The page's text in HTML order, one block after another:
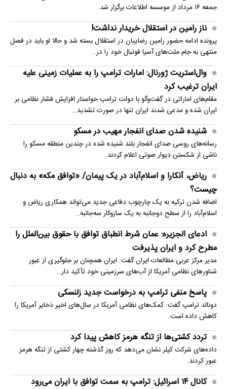
جمعه ۱۶ مرداد از موسسه اطلاعات برگزار شد.
ناز رامین در استقلال خریدار نداشت!
پرونده ادامه حضور رامین رضاییان در استقلال بسته شد و حالا او باید در فصل
منتهی به جام ملت‌های آسیا فوتبال خود را در…
وال‌استریت ژورنال: امارات ترامپ را به عملیات زمینی علیه
ایران ترغیب کرد
مقام‌های اماراتی در گفت‌وگو با دولت ترامپ خواستار افزایش فشار نظامی بر
ایران شده و مدعی شدند ایران تنها در صورت تشدید…
شنیده شدن صدای انفجار مهیب در مسکو
رسانه‌های روسی صدای انفجار بلند شنیده شده در چندین منطقه مسکو را
ناشی از شکستن دیوار صوتی اعلام کردند.
ریاض، آنکارا و اسلام‌آباد در یک پیمان/ «توافق مکه» به دنبال
چیست؟
اضافه شدن ترکیه به یک چارچوب دفاعی جدید می‌تواند همکاری ریاض و
اسلام‌آباد را از سطح دوجانبه به یک سازوکار سه‌جانبه…
ادعای الجزیره: عمان شرط انطباق توافق با حقوق بین‌الملل را
مطرح کرد و ایران پذیرفت
مدیر مرکز عربی مطالعات ایران گفت: ایران همچنان بر جلوگیری از عبور
شناورهای نظامی آمریکا از آب‌های سرزمینی خود تأکید دار…
پاسخ منفی ترامپ به درخواست جدید زلنسکی
دونالد ترامپ گفت: کمک‌های نظامی آمریکا در سال‌های اخیر ذخایر آمریکا را
کاهش داده است.
تردد کشتی‌ها از تنگه هرمز کاهش پیدا کرد
داده‌های شرکت کپلر نشان می‌دهد که روز گذشته چهار کشتی از تنگه هرمز
عبور کردند.
کانال ۱۴ اسرائیل: ترامپ به سمت توافق با ایران می‌رود